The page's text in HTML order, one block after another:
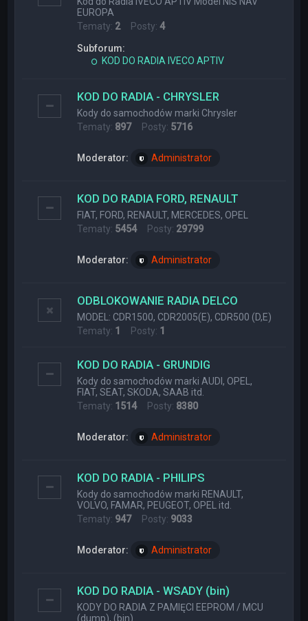
EUROPA
Tematy: 2Posty:4
Subforum:
KOD DO RADIA IVECO APTIV
KOD DO RADIA - CHRYSLER
Kody do samochodów marki Chrysler
Tematy: 897Posty: 5716
Moderator: Administrator
KOD DO RADIA FORD, RENAULT
FIAT, FORD, RENAULT, MERCEDES, OPEL
Tematy: 5454Posty: 29799
Moderator: Administrator
ODBLOKOWANIE RADIA DELCO
MODEL: CDR1500, CDR2005(E), CDR500 (D,E)
Tematy: 1 Posty: 1
KOD DO RADIA - GRUNDIG
Kody do samochodów marki AUDI, OPEL,
FIAT, SEAT, SKODA, SAAB itd.
Tematy: 1514Posty: 8380
Moderator: Administrator
KOD DO RADIA - PHILIPS
Kody do samochodów marki RENAULT,
VOLVO, FAMAR, PEUGEOT, OPEL itd.
Tematy: 947Posty: 9033
Moderator: Administrator
KOD DO RADIA - WSADY (bin)
KODY DO RADIA Z PAMIĘCI EEPROM / MCU
(dump), (bin)